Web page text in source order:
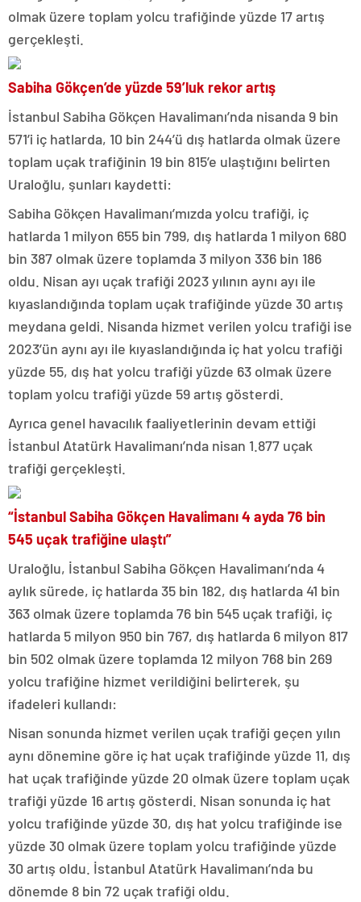
olmak üzere toplam yolcu trafiğinde yüzde 17 artış
gerçekleşti.
Sabiha Gökçen’de yüzde 59’luk rekor artış
İstanbul Sabiha Gökçen Havalimanı’nda nisanda 9 bin
571’i iç hatlarda, 10 bin 244’ü dış hatlarda olmak üzere
toplam uçak trafiğinin 19 bin 815’e ulaştığını belirten
Uraloğlu, şunları kaydetti:
Sabiha Gökçen Havalimanı’mızda yolcu trafiği, iç
hatlarda 1 milyon 655 bin 799, dış hatlarda 1 milyon 680
bin 387 olmak üzere toplamda 3 milyon 336 bin 186
oldu. Nisan ayı uçak trafiği 2023 yılının aynı ayı ile
kıyaslandığında toplam uçak trafiğinde yüzde 30 artış
meydana geldi. Nisanda hizmet verilen yolcu trafiği ise
2023’ün aynı ayı ile kıyaslandığında iç hat yolcu trafiği
yüzde 55, dış hat yolcu trafiği yüzde 63 olmak üzere
toplam yolcu trafiği yüzde 59 artış gösterdi.
Ayrıca genel havacılık faaliyetlerinin devam ettiği
İstanbul Atatürk Havalimanı’nda nisan 1.877 uçak
trafiği gerçekleşti.
“İstanbul Sabiha Gökçen Havalimanı 4 ayda 76 bin
545 uçak trafiğine ulaştı”
Uraloğlu, İstanbul Sabiha Gökçen Havalimanı’nda 4
aylık sürede, iç hatlarda 35 bin 182, dış hatlarda 41 bin
363 olmak üzere toplamda 76 bin 545 uçak trafiği, iç
hatlarda 5 milyon 950 bin 767, dış hatlarda 6 milyon 817
bin 502 olmak üzere toplamda 12 milyon 768 bin 269
yolcu trafiğine hizmet verildiğini belirterek, şu
ifadeleri kullandı:
Nisan sonunda hizmet verilen uçak trafiği geçen yılın
aynı dönemine göre iç hat uçak trafiğinde yüzde 11, dış
hat uçak trafiğinde yüzde 20 olmak üzere toplam uçak
trafiği yüzde 16 artış gösterdi. Nisan sonunda iç hat
yolcu trafiğinde yüzde 30, dış hat yolcu trafiğinde ise
yüzde 30 olmak üzere toplam yolcu trafiğinde yüzde
30 artış oldu. İstanbul Atatürk Havalimanı’nda bu
dönemde 8 bin 72 uçak trafiği oldu.